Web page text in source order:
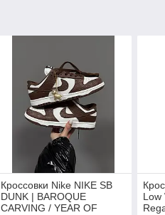
Кроссовки Nike NIKE SB
DUNK | BAROQUE
CARVING / YEAR OF
Low